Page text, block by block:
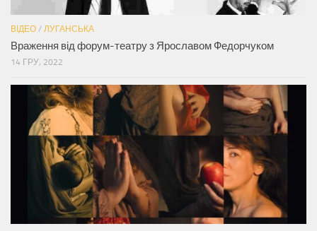
ВІДЕО / ЛУГАНСЬКА
Враження від форум-театру з Ярославом Федорчуком
14 ГРУ, 2022